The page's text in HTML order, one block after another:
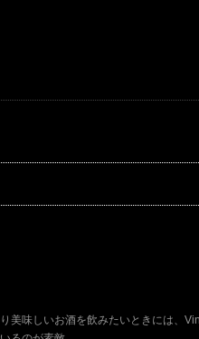
美味しいお酒を飲みたいときには、